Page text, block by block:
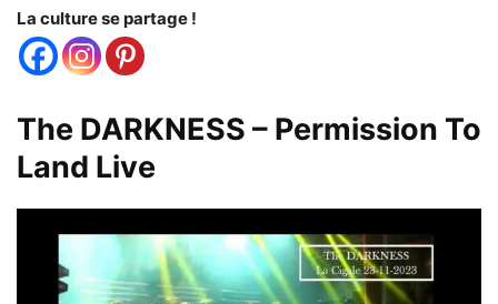
La culture se partage !
The DARKNESS – Permission To
Land Live